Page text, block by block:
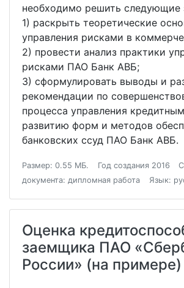
необходимо решить следующие
1) раскрыть теоретические
управления рисками в
2) провести анализ практики
рисками ПАО Банк АВБ;
3) сформулировать выводы и
рекомендации по
процесса управления
развитию форм и методов
банковских ссуд ПАО Банк АВБ.
Размер: 0.55 МБ. Год создания 2016
документа: дипломная работа
Язык:
Оценка
заемщика ПАО
России» (на примере)